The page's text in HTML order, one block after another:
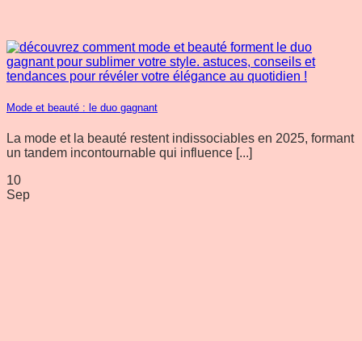
Mode et beauté : le duo gagnant
La mode et la beauté restent indissociables en 2025, formant
un tandem incontournable qui influence [...]
10
Sep